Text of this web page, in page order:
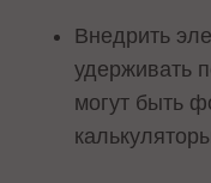
Внедрить
удерживать
могут быть